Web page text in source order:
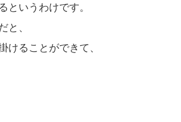
というわけです。
と、
けることができて、